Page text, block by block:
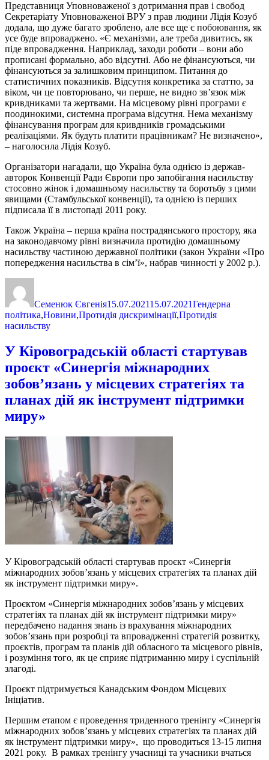
Представниця Уповноваженої з дотримання прав і свобод
Секретаріату Уповноваженої ВРУ з прав людини Лідія Козуб
додала, що дуже багато зроблено, але все ще є побоювання, як
усе буде впроваджено. «Є механізми, але треба дивитись, як
піде впровадження. Наприклад, заходи роботи – вони або
прописані формально, або відсутні. Або не фінансуються, чи
фінансуються за залишковим принципом. Питання до
статистичних показників. Відсутня конкретика за статтю, за
віком, чи це повторювано, чи перше, не видно зв’язок між
кривдниками та жертвами. На місцевому рівні програми є
поодинокими, системна програма відсутня. Нема механізму
фінансування програм для кривдників громадськими
реалізаціями. Як будуть платити працівникам? Не визначено»,
– наголосила Лідія Козуб.
Організатори нагадали, що Україна була однією із держав-
авторок Конвенції Ради Європи про запобігання насильству
стосовно жінок і домашньому насильству та боротьбу з цими
явищами (Стамбульської конвенції), та однією із перших
підписала її в листопаді 2011 року.
Також Україна – перша країна пострадянського простору, яка
на законодавчому рівні визначила протидію домашньому
насильству частиною державної політики (закон України «Про
попередження насильства в сім’ї», набрав чинності у 2002 р.).
Семенюк Євгенія15.07.202115.07.2021Гендерна
політика,Новини,Протидія дискримінації,Протидія
насильству
У Кіровоградській області стартував
проєкт «Синергія міжнародних
зобов’язань у місцевих стратегіях та
планах дій як інструмент підтримки
миру»
У Кіровоградській області стартував проєкт «Синергія
міжнародних зобов’язань у місцевих стратегіях та планах дій
як інструмент підтримки миру».
Проєктом «Синергія міжнародних зобов’язань у місцевих
стратегіях та планах дій як інструмент підтримки миру»
передбачено надання знань із врахування міжнародних
зобов’язань при розробці та впровадженні стратегій розвитку,
проєктів, програм та планів дій обласного та місцевого рівнів,
і розуміння того, як це сприяє підтриманню миру і суспільній
злагоді.
Проєкт підтримується Канадським Фондом Місцевих
Ініціатив.
Першим етапом є проведення триденного тренінгу «Синергія
міжнародних зобов’язань у місцевих стратегіях та планах дій
як інструмент підтримки миру», що проводиться 13-15 липня
2021 року. В рамках тренінгу учасниці та учасники вчаться